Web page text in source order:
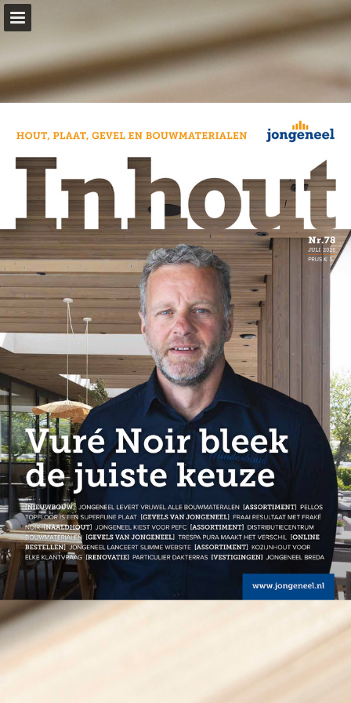
Pagina overzicht
Download PDF
Publicatie rapporteren